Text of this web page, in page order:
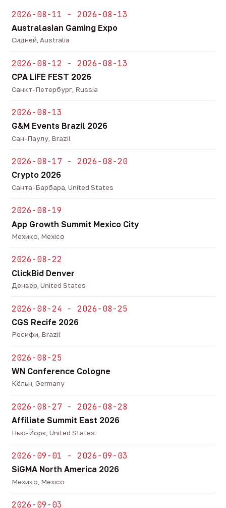
2026-08-11 - 2026-08-13
Australasian Gaming Expo
Сидней, Australia
2026-08-12 - 2026-08-13
CPA LiFE FEST 2026
Санкт-Петербург, Russia
2026-08-13
G&M Events Brazil 2026
Сан-Паулу, Brazil
2026-08-17 - 2026-08-20
Crypto 2026
Санта-Барбара, United States
2026-08-19
App Growth Summit Mexico City
Мехико, Mexico
2026-08-22
ClickBid Denver
Денвер, United States
2026-08-24 - 2026-08-25
CGS Recife 2026
Ресифи, Brazil
2026-08-25
WN Conference Cologne
Кёльн, Germany
2026-08-27 - 2026-08-28
Affiliate Summit East 2026
Нью-Йорк, United States
2026-09-01 - 2026-09-03
SiGMA North America 2026
Мехико, Mexico
2026-09-03